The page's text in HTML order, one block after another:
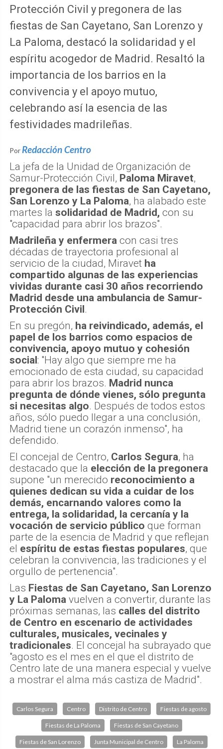
Protección Civil y pregonera de las
fiestas de San Cayetano, San Lorenzo y
La Paloma, destacó la solidaridad y el
espíritu acogedor de Madrid. Resaltó la
importancia de los barrios en la
convivencia y el apoyo mutuo,
celebrando así la esencia de las
festividades madrileñas.
Por Redacción Centro
La jefa de la Unidad de Organización de
Samur-Protección Civil, Paloma Miravet,
pregonera de las fiestas de San Cayetano,
San Lorenzo y La Paloma, ha alabado este
martes la solidaridad de Madrid, con su
"capacidad para abrir los brazos".
Madrileña y enfermera con casi tres
décadas de trayectoria profesional al
servicio de la ciudad, Miravet ha
compartido algunas de las experiencias
vividas durante casi 30 años recorriendo
Madrid desde una ambulancia de Samur-
Protección Civil .
En su pregón, ha reivindicado, además, el
papel de los barrios como espacios de
convivencia, apoyo mutuo y cohesión
social : "Hay algo que siempre me ha
emocionado de esta ciudad, su capacidad
para abrir los brazos. Madrid nunca
pregunta de dónde vienes, sólo pregunta
si necesitas algo. Después de todos estos
años, sólo puedo llegar a una conclusión,
Madrid tiene un corazón inmenso", ha
defendido.
El concejal de Centro, Carlos Segura, ha
destacado que la elección de la pregonera
supone "un merecido reconocimiento a
quienes dedican su vida a cuidar de los
demás, encarnando valores como la
entrega, la solidaridad, la cercanía y la
vocación de servicio público que forman
parte de la esencia de Madrid y que reflejan
el espíritu de estas fiestas populares, que
celebran la convivencia, las tradiciones y el
orgullo de pertenencia".
Las Fiestas de San Cayetano, San Lorenzo
y La Paloma vuelven a convertir, durante las
próximas semanas, las calles del distrito
de Centro en escenario de actividades
culturales, musicales, vecinales y
tradicionales. El concejal ha subrayado que
"agosto es el mes en el que el distrito de
Centro late de una manera especial y vuelve
a mostrar el alma más castiza de Madrid".
Carlos Segura Centro Distrito de Centro Fiestas de agosto
Fiestas de La Paloma Fiestas de San Cayetano
Fiestas de San Lorenzo Junta Municipal de Centro La Paloma